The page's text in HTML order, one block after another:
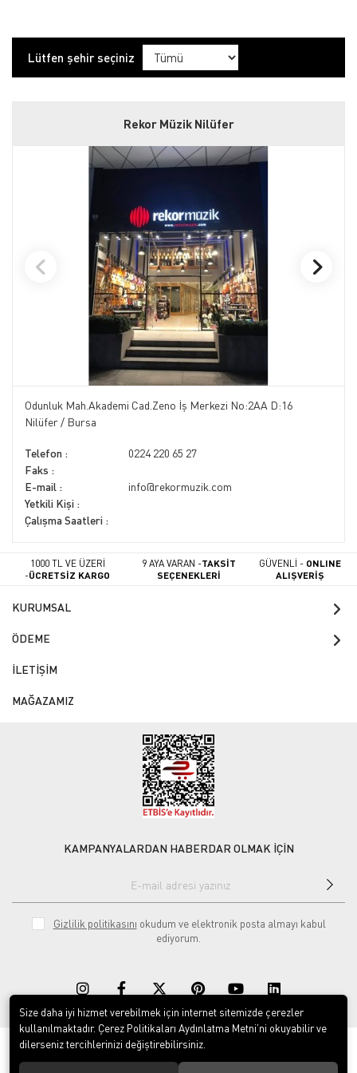
Lütfen şehir seçiniz
Rekor Müzik Nilüfer
Odunluk Mah.Akademi Cad.Zeno İş Merkezi No:2AA D:16
Nilüfer / Bursa
Telefon :
0224 220 65 27
Faks :
E-mail :
info@rekormuzik.com
Yetkili Kişi :
Çalışma Saatleri :
1000 TL VE ÜZERİ
-ÜCRETSİZ KARGO
9 AYA VARAN -TAKSİT
SEÇENEKLERİ
GÜVENLİ - ONLINE
ALIŞVERİŞ
KURUMSAL
ÖDEME
İLETİŞİM
MAĞAZAMIZ
KAMPANYALARDAN HABERDAR OLMAK İÇİN
Gizlilik politikasını okudum ve elektronik posta almayı kabul
ediyorum.
© 2020Rekor Müzik. Tüm hakları saklıdır.
Size daha iyi hizmet verebilmek için internet sitemizde çerezler
kullanılmaktadır. Çerez Politikaları Aydınlatma Metni’ni okuyabilir ve
dilerseniz tercihlerinizi değiştirebilirsiniz.